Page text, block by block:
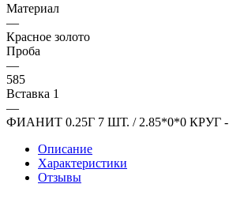
Материал
—
Красное золото
Проба
—
585
Вставка 1
—
ФИАНИТ 0.25Г 7 ШТ. / 2.85*0*0 КРУГ -
Описание
Характеристики
Отзывы